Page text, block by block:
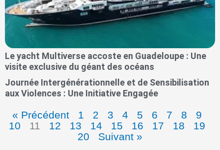
Le yacht Multiverse accoste en Guadeloupe : Une
visite exclusive du géant des océans
Journée Intergénérationnelle et de Sensibilisation
aux Violences : Une Initiative Engagée
« Précédent 1 2 3 4 5 6 7 8
9
10
11 12 13 14 15 16 17 18
19
20
Suivant »